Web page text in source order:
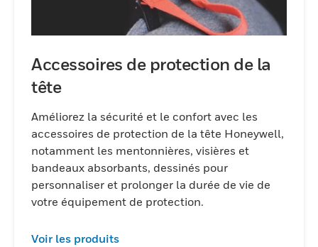
Accessoires de protection de la
tête
Améliorez la sécurité et le confort avec les
accessoires de protection de la tête Honeywell,
notamment les mentonnières, visières et
bandeaux absorbants, dessinés pour
personnaliser et prolonger la durée de vie de
votre équipement de protection.
Voir les produits